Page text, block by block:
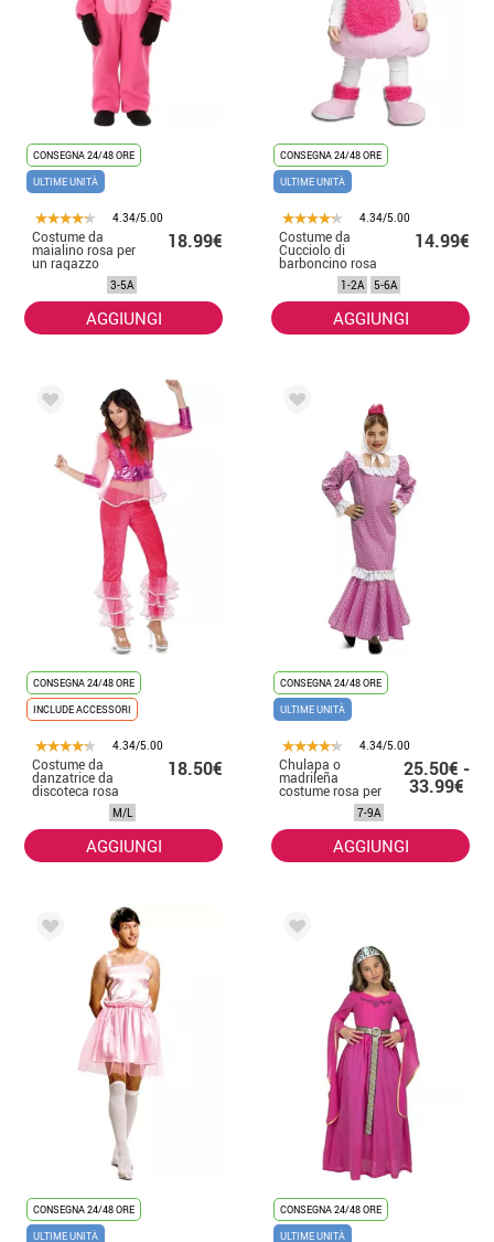
CONSEGNA 24/48 ORE
ULTIME UNITÀ
4.34/5.00
Costume da
maialino rosa per
un ragazzo
18.99€
3-5A
AGGIUNGI
CONSEGNA 24/48 ORE
ULTIME UNITÀ
4.34/5.00
Costume da
Cucciolo di
barboncino rosa
per bambina e
14.99€
1-2A 5-6A
AGGIUNGI
CONSEGNA 24/48 ORE
INCLUDE ACCESSORI
4.34/5.00
Costume da
danzatrice da
discoteca rosa
18.50€
M/L
AGGIUNGI
CONSEGNA 24/48 ORE
ULTIME UNITÀ
4.34/5.00
Chulapa o
madrileña
costume rosa per
25.50€ -
33.99€
7-9A
AGGIUNGI
CONSEGNA 24/48 ORE
ULTIME UNITÀ
CONSEGNA 24/48 ORE
ULTIME UNITÀ